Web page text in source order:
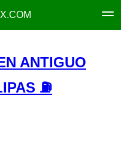
ANTIGUO
⛽